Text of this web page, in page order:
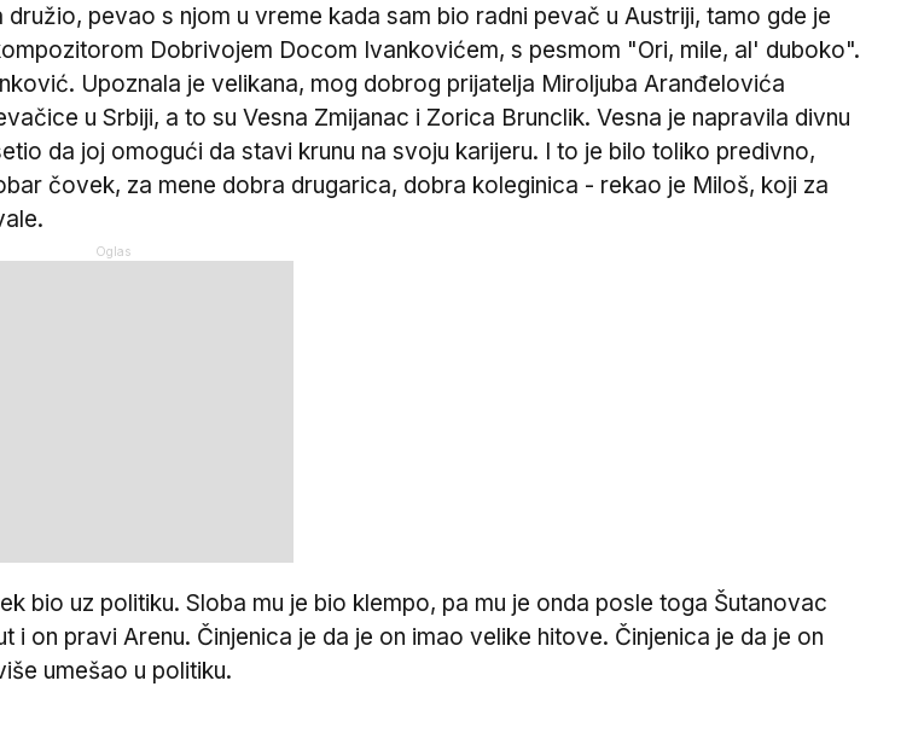
pevao s njom u vreme kada sam bio radni pevač u Austriji, tamo gde je
Dobrivojem Docom Ivankovićem, s pesmom "Ori, mile, al' duboko".
Upoznala je velikana, mog dobrog prijatelja Miroljuba Aranđelovića
u Srbiji, a to su Vesna Zmijanac i Zorica Brunclik. Vesna je napravila divnu
da joj omogući da stavi krunu na svoju karijeru. I to je bilo toliko predivno,
čovek, za mene dobra drugarica, dobra koleginica - rekao je Miloš, koji za
bio uz politiku. Sloba mu je bio klempo, pa mu je onda posle toga Šutanovac
on pravi Arenu. Činjenica je da je on imao velike hitove. Činjenica je da je on
umešao u politiku.